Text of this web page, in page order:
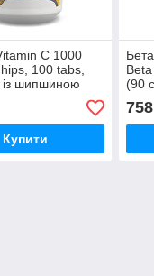
C 1000
100 tabs,
із шипшиною
Купити
(90
758